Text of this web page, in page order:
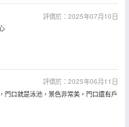
評價於：2025年07月10日
評價於：2025年06月11日
門口就是泳池，景色非常美。門口還有戶